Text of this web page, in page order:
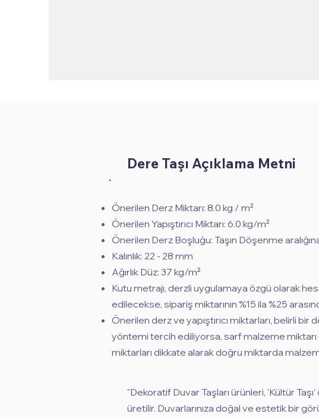
Dere Taşı Açıklama Metni
Önerilen Derz Miktarı: 8.0 kg / m²
Önerilen Yapıştırıcı Miktarı: 6.0 kg/m²
Önerilen Derz Boşluğu: Taşın Döşenme
Kalınlık: 22 - 28 mm
Ağırlık Düz: 37 kg/m²
Kutu metrajı, derzli uygulamaya özgü olarak
edilecekse, sipariş miktarının %15 ila %25
Önerilen derz ve yapıştırıcı miktarları, belirli
yöntemi tercih ediliyorsa, sarf malzeme
miktarları dikkate alarak doğru miktarda
"Dekoratif Duvar Taşları ürünleri, 'Kültür
üretilir. Duvarlarınıza doğal ve estetik bir